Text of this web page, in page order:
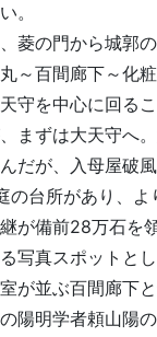
。
菱の門から城郭
～百間廊下～化
守を中心に回る
まずは大天守へ
だが、入母屋破
の台所があり、
が備前28万石を
写真スポットと
室が並ぶ百間廊下
陽明学者頼山陽